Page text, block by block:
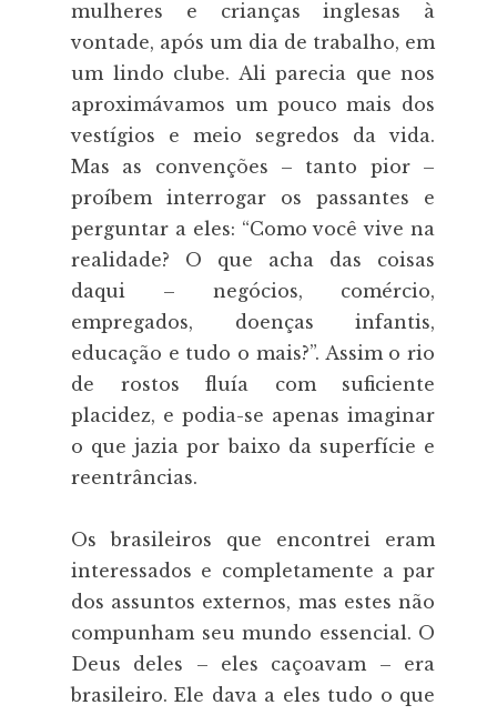
mulheres e crianças inglesas à
vontade, após um dia de trabalho, em
um lindo clube. Ali parecia que nos
aproximávamos um pouco mais dos
vestígios e meio segredos da vida.
Mas as convenções – tanto pior –
proíbem interrogar os passantes e
perguntar a eles: “Como você vive na
realidade? O que acha das coisas
daqui – negócios, comércio,
empregados, doenças infantis,
educação e tudo o mais?”. Assim o rio
de rostos fluía com suficiente
placidez, e podia-se apenas imaginar
o que jazia por baixo da superfície e
reentrâncias.
Os brasileiros que encontrei eram
interessados e completamente a par
dos assuntos externos, mas estes não
compunham seu mundo essencial. O
Deus deles – eles caçoavam – era
brasileiro. Ele dava a eles tudo o que